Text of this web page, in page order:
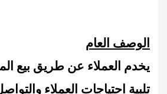
الوصف العام
يخدم العملاء عن طريق بيع
تلبية احتياجات العملاء